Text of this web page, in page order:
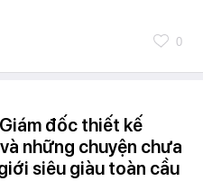
0
đốc thiết kế
những chuyện chưa
siêu giàu toàn cầu